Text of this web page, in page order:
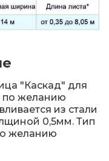
"Каскад" для
по желанию
из стали
0,5мм. Тип
желанию